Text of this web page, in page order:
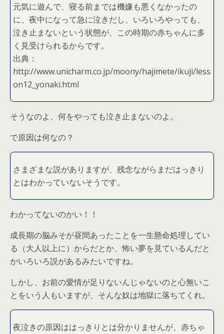
元気に遊んで、寝る前までは機嫌も悪くなかったの
に、夜中になって急に泣きだし、いろいろやっても、
泣き止まないという状態が、この時期の赤ちゃんに多
く見受けられるからです。
出典：
http://www.unicharm.co.jp/moony/hajimete/ikuji/less
on12_yonaki.html
そうなのよ、何をやっても泣き止まないのよ。
で原因は何なの？
さまざまな説がありますが、残念ながらまだはっきり
とはわかっていないそうです。
わかってないのかい！！
成長期の脳みそが昼間あったことを一生懸命処理してい
る（大人以上に）からだとか、怖い夢を見ているんだと
かいろいろ説があるみたいですね。
しかし、お前の愛情が足りないんじゃないのと心無いこ
とをいう人もいますが、そんな奴は地獄に落ちてくれ。
夜泣きの原因ははっきりとは分かりませんが、赤ちゃ